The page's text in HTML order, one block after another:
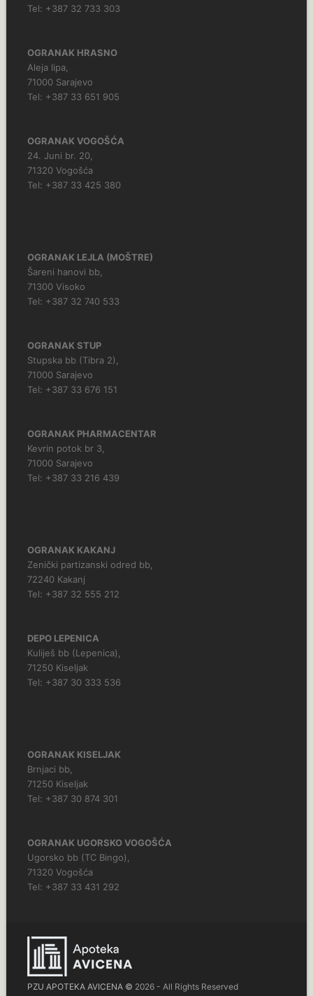
Tel: +387 32 733 303
OGRANAK HRASNO
Aleja lipa,
71000 Sarajevo
Tel: +387 33 651 905
OGRANAK VOGOŠĆA
24. Juni br. 20,
71320 Vogošća
Tel: +387 33 425 380
OGRANAK LEJLA (MOŠTRE)
Šareni hanovi bb,
71300 Visoko
Tel: +387 32 740 533
OGRANAK STUP
Stupska bb (Tibra 2),
71000 Sarajevo
Tel: +387 33 676 151
OGRANAK PHARMACENTAR
Kevrin potok br 3,
71000 Sarajevo
Tel: +387 33 216 439
OGRANAK KAKANJ
Zenički partizanski odred bb,
72240 Kakanj
Tel: +387 32 555 212
DEPO LEPENICA
Kuliješ bb (Lepenica),
71250 Kiseljak
Tel: +387 30 333 536
OGRANAK KISELJAK
Brnjaci bb,
71250 Kiseljak
Tel: +387 30 874 301
OGRANAK UGORSKO VOGOŠĆA
Ugorsko bb (TC Bingo),
71320 Vogošća
Tel: +387 33 431 292
PZU APOTEKA AVICENA © 2026 - All Rights Reserved